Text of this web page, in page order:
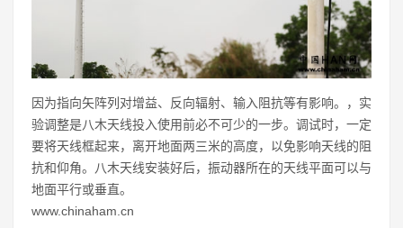
因为指向矢阵列对增益、反向辐射、输入阻抗等有影响。，实
验调整是八木天线投入使用前必不可少的一步。调试时，一定
要将天线框起来，离开地面两三米的高度，以免影响天线的阻
抗和仰角。八木天线安装好后，振动器所在的天线平面可以与
地面平行或垂直。
www.chinaham.cn